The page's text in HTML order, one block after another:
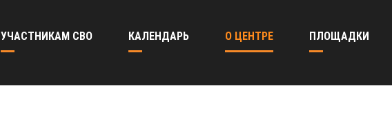
УЧАСТНИКАМ СВО КАЛЕНДАРЬ О ЦЕНТРЕ ПЛОЩАДКИ